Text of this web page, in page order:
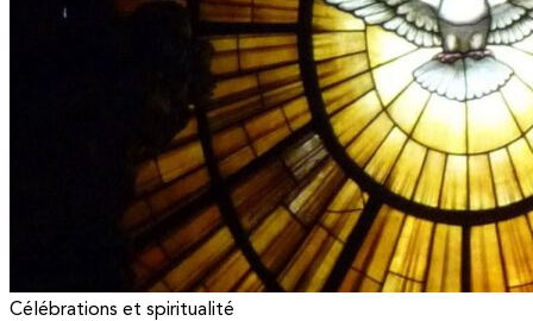
Célébrations et spiritualité